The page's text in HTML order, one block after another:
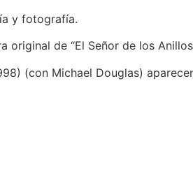
y fotografía.
de “El Señor de los
(con Michael Douglas)